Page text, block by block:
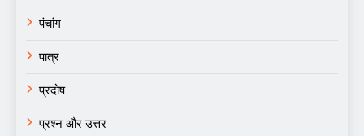
पंचांग
पात्र
प्रदोष
प्रश्न और उत्तर